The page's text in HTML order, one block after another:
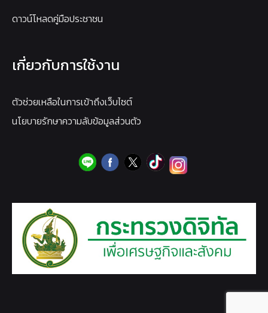
ดาวน์โหลดคู่มือประชาชน
เกี่ยวกับการใช้งาน
ตัวช่วยเหลือในการเข้าถึงเว็บไซต์
นโยบายรักษาความลับข้อมูลส่วนตัว